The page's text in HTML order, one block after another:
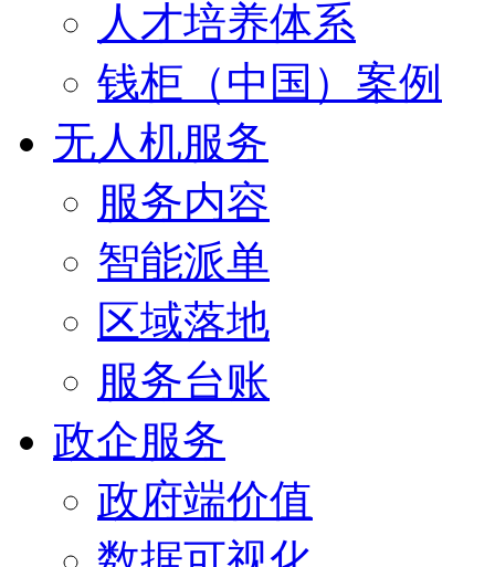
人才培养体系
钱柜（中国）案例
无人机服务
服务内容
智能派单
区域落地
服务台账
政企服务
政府端价值